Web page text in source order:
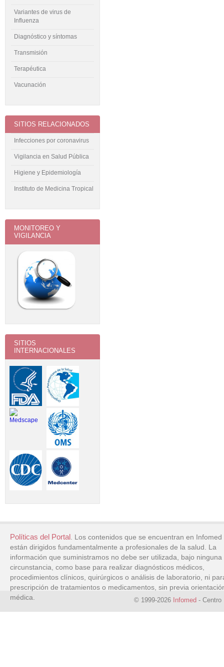
Variantes de virus de
Influenza
Diagnóstico y síntomas
Transmisión
Terapéutica
Vacunación
SITIOS RELACIONADOS
Infecciones por coronavirus
Vigilancia en Salud Pública
Higiene y Epidemiología
Instituto de Medicina Tropical
MONITOREO Y
VIGILANCIA
SITIOS
INTERNACIONALES
Políticas del Portal. Los contenidos que se encuentran en Infomed
están dirigidos fundamentalmente a profesionales de la salud. La
información que suministramos no debe ser utilizada, bajo ninguna
circunstancia, como base para realizar diagnósticos médicos,
procedimientos clínicos, quirúrgicos o análisis de laboratorio, ni
prescripción de tratamientos o medicamentos, sin previa
médica.
© 1999-2026 Infomed - Centro